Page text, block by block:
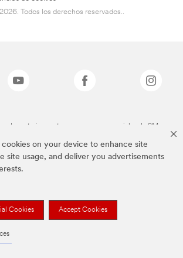
cookies on your device to enhance site
site usage, and deliver you advertisements
Cookies Accept Cookies
Todos los derechos reservados..
anteriormente son marcas comerciales de 3M.